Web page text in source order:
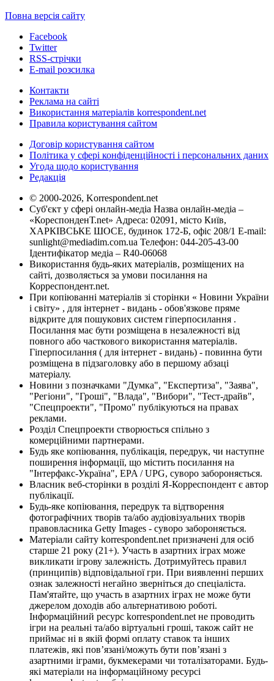
Повна версія сайту
Facebook
Twitter
RSS-стрічки
E-mail розсилка
Контакти
Реклама на сайті
Використання матеріалів korrespondent.net
Правила користування сайтом
Договір користування сайтом
Політика у сфері конфіденційності і персональних даних
Угода щодо користування
Редакція
© 2000-2026, Korrespondent.net
Суб'єкт у сфері онлайн-медіа Назва онлайн-медіа –
«КореспонденТ.net» Адреса: 02091, місто Київ,
ХАРКІВСЬКЕ ШОСЕ, будинок 172-Б, офіс 208/1 E-mail:
sunlight@mediadim.com.ua Телефон: 044-205-43-00
Ідентифікатор медіа – R40-06068
Використання будь-яких матеріалів, розміщених на
сайті, дозволяється за умови посилання на
Корреспондент.net.
При копіюванні матеріалів зі сторінки « Новини України
і світу» , для інтернет - видань - обов'язкове пряме
відкрите для пошукових систем гіперпосилання .
Посилання має бути розміщена в незалежності від
повного або часткового використання матеріалів.
Гіперпосилання ( для інтернет - видань) - повинна бути
розміщена в підзаголовку або в першому абзаці
матеріалу.
Новини з позначками "Думка", "Експертиза", "Заява",
"Регіони", "Гроші", "Влада", "Вибори", "Тест-драйв",
"Спецпроекти", "Промо" публікуються на правах
реклами.
Розділ Спецпроекти створюється спільно з
комерційними партнерами.
Будь яке копіювання, публікація, передрук, чи наступне
поширення інформації, що містить посилання на
"Інтерфакс-Україна", EPA / UPG, суворо забороняється.
Власник веб-сторінки в розділі Я-Корреспондент є автор
публікації.
Будь-яке копіювання, передрук та відтворення
фотографічних творів та/або аудіовізуальних творів
правовласника Getty Images - суворо забороняється.
Матеріали сайту korrespondent.net призначені для осіб
старше 21 року (21+). Участь в азартних іграх може
викликати ігрову залежність. Дотримуйтесь правил
(принципів) відповідальної гри. При виявленні перших
ознак залежності негайно зверніться до спеціаліста.
Пам'ятайте, що участь в азартних іграх не може бути
джерелом доходів або альтернативою роботі.
Інформаційний ресурс korrespondent.net не проводить
ігри на реальні та/або віртуальні гроші, також сайт не
приймає ні в якій формі оплату ставок та інших
платежів, які пов’язані/можуть бути пов’язані з
азартними іграми, букмекерами чи тоталізаторами. Будь-
які матеріали на інформаційному ресурсі